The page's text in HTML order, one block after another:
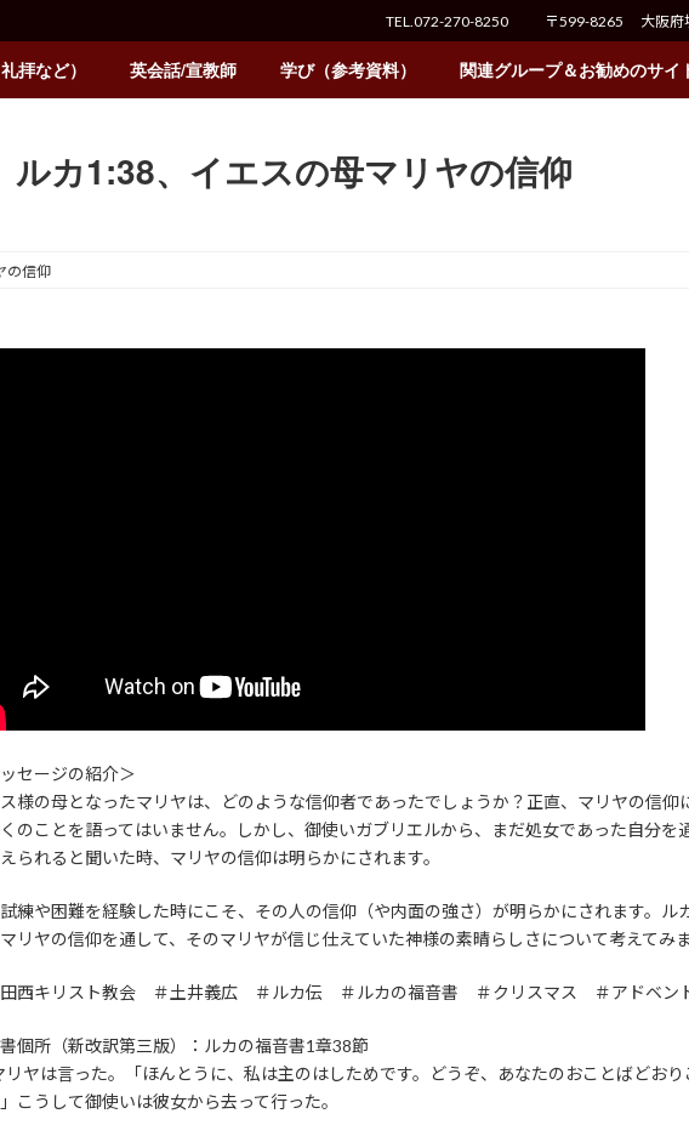
TEL.072-270-8250 〒599-8265 大阪府
拝など） 英会話/宣教師 学び（参考資料） 関連グループ＆お勧めのサイ
ルカ1:38、イエスの母マリヤの信仰
の信仰
セージの紹介＞
様の母となったマリヤは、どのような信仰者であったでしょうか？正直、マリヤの信仰
のことを語ってはいません。しかし、御使いガブリエルから、まだ処女であった自分を
られると聞いた時、マリヤの信仰は明らかにされます。
練や困難を経験した時にこそ、その人の信仰（や内面の強さ）が明らかにされます。ル
リヤの信仰を通して、そのマリヤが信じ仕えていた神様の素晴らしさについて考えてみ
田西キリスト教会 ＃土井義広 ＃ルカ伝 ＃ルカの福音書 ＃クリスマス ＃アドベ
個所（新改訳第三版）：ルカの福音書1章38節
リヤは言った。「ほんとうに、私は主のはしためです。どうぞ、あなたのおことばどおり
こうして御使いは彼女から去って行った。